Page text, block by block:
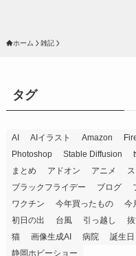
ホーム 雑記
タグ
AI AIイラスト Amazon
Photoshop
Stable Diffusion
まとめ
アドオン アニメ
ブラックフライデー
ブログ
ワクチン
今年買ったもの 今
初日の出
台風 引っ越し
猫
画像生成AI 病院 誕生日
静岡ホビーショー